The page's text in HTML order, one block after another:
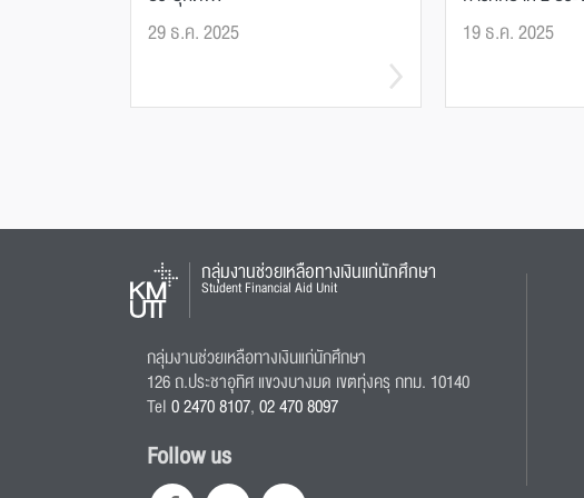
29 ธ.ค. 2025
19 ธ.ค. 2025
กลุ่มงานช่วยเหลือทางเงินแก่นักศึกษา
Student Financial Aid Unit
กลุ่มงานช่วยเหลือทางเงินแก่นักศึกษา
126 ถ.ประชาอุทิศ แขวงบางมด เขตทุ่งครุ กทม. 10140
Tel0 2470 8107,02 470 8097
Follow us